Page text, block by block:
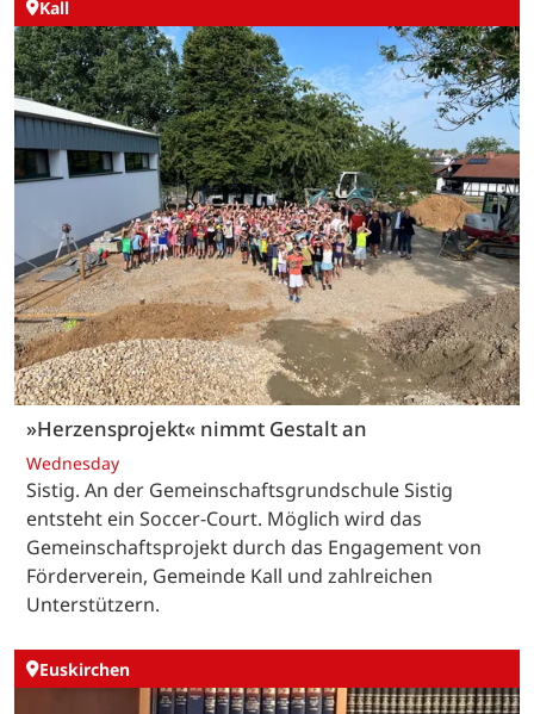
Kall
»Herzensprojekt« nimmt Gestalt an
Wednesday
Sistig. An der Gemeinschaftsgrundschule Sistig
entsteht ein Soccer-Court. Möglich wird das
Gemeinschaftsprojekt durch das Engagement von
Förderverein, Gemeinde Kall und zahlreichen
Unterstützern.
Euskirchen